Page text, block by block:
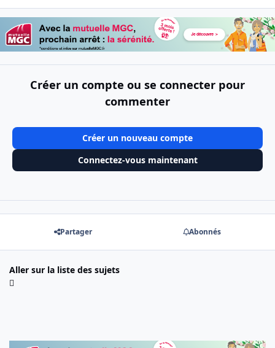
Créer un compte ou se connecter pour
commenter
Créer un nouveau compte
Connectez-vous maintenant
Partager Abonnés
Aller sur la liste des sujets